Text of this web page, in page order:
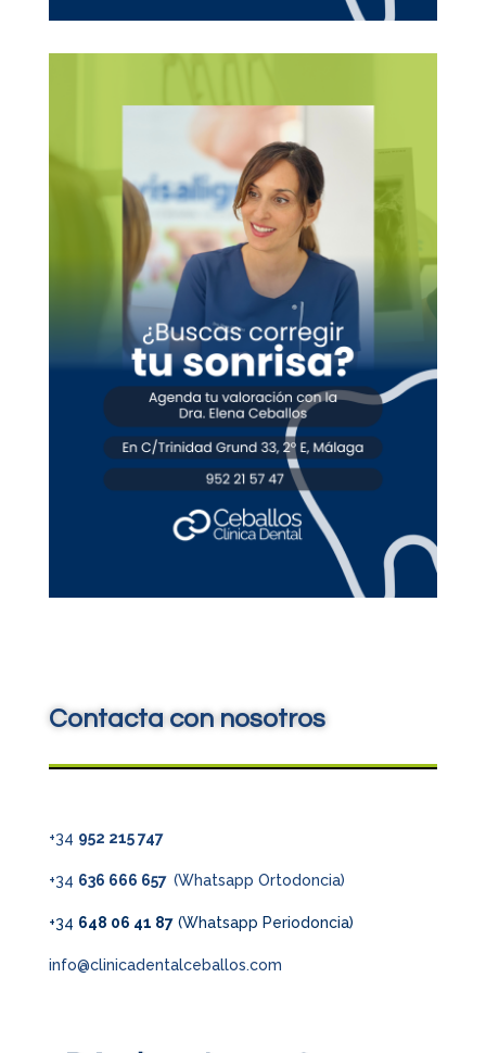
Contacta con nosotros
+34 952 215 747
+34 636 666 657 (Whatsapp Ortodoncia)
+34 648 06 41 87(Whatsapp Periodoncia)
info@clinicadentalceballos.com